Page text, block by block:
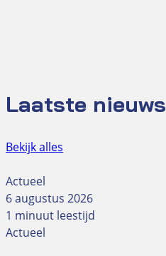
Laatste nieuws
Bekijk alles
Actueel
6 augustus 2026
1 minuut leestijd
Actueel